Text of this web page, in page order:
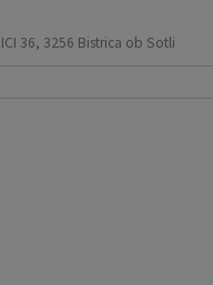
36, 3256 Bistrica ob Sotli